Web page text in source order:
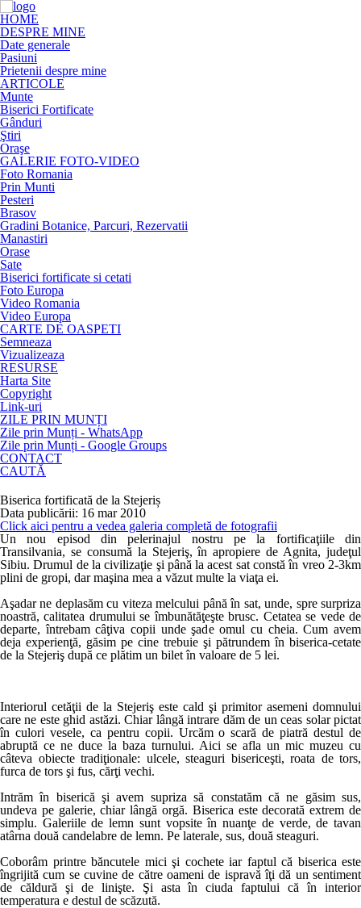
HOME
DESPRE MINE
Date generale
Pasiuni
Prietenii despre mine
ARTICOLE
Munte
Biserici Fortificate
Gânduri
Ştiri
Oraşe
GALERIE FOTO-VIDEO
Foto Romania
Prin Munti
Pesteri
Brasov
Gradini Botanice, Parcuri, Rezervatii
Manastiri
Orase
Sate
Biserici fortificate si cetati
Foto Europa
Video Romania
Video Europa
CARTE DE OASPETI
Semneaza
Vizualizeaza
RESURSE
Harta Site
Copyright
Link-uri
ZILE PRIN MUNȚI
Zile prin Munți - WhatsApp
Zile prin Munți - Google Groups
CONTACT
CAUTĂ
Biserica fortificată de la Stejeriș
Data publicării: 16 mar 2010
Click aici pentru a vedea galeria completă de fotografii
Un nou episod din pelerinajul nostru pe la fortificaţiile din
Transilvania, se consumă la Stejeriş, în apropiere de Agnita, judeţul
Sibiu. Drumul de la civilizaţie şi până la acest sat constă în vreo 2-3km
plini de gropi, dar maşina mea a văzut multe la viaţa ei.
Aşadar ne deplasăm cu viteza melcului până în sat, unde, spre surpriza
noastră, calitatea drumului se îmbunătăţeşte brusc. Cetatea se vede de
departe, întrebam câţiva copii unde şade omul cu cheia. Cum avem
deja experienţă, găsim pe cine trebuie şi pătrundem în biserica-cetate
de la Stejeriş după ce plătim un bilet în valoare de 5 lei.
Interiorul cetăţii de la Stejeriş este cald şi primitor asemeni domnului
care ne este ghid astăzi. Chiar lângă intrare dăm de un ceas solar pictat
în culori vesele, ca pentru copii. Urcăm o scară de piatră destul de
abruptă ce ne duce la baza turnului. Aici se afla un mic muzeu cu
câteva obiecte tradiţionale: ulcele, steaguri bisericeşti, roata de tors,
furca de tors şi fus, cărţi vechi.
Intrăm în biserică şi avem supriza să constatăm că ne găsim sus,
undeva pe galerie, chiar lângă orgă. Biserica este decorată extrem de
simplu. Galeriile de lemn sunt vopsite în nuanţe de verde, de tavan
atârna două candelabre de lemn. Pe laterale, sus, două steaguri.
Coborâm printre băncutele mici şi cochete iar faptul că biserica este
îngrijită cum se cuvine de către oameni de ispravă îţi dă un sentiment
de căldură şi de linişte. Şi asta în ciuda faptului că în interior
temperatura e destul de scăzută.